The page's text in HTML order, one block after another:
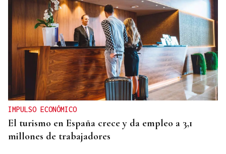
IMPULSO ECONÓMICO
El turismo en España crece y da empleo a 3,1
millones de trabajadores